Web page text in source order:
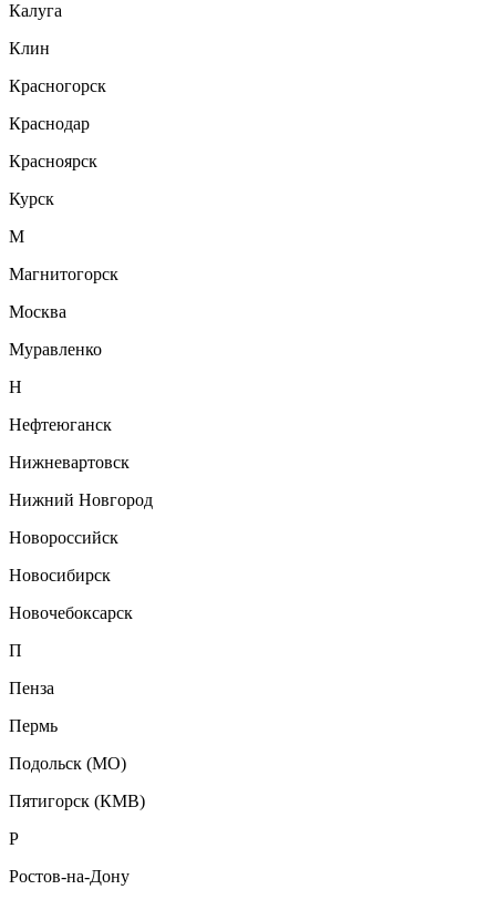
Калуга
Клин
Красногорск
Краснодар
Красноярск
Курск
М
Магнитогорск
Москва
Муравленко
Н
Нефтеюганск
Нижневартовск
Нижний Новгород
Новороссийск
Новосибирск
Новочебоксарск
П
Пенза
Пермь
Подольск (МО)
Пятигорск (КМВ)
Р
Ростов-на-Дону